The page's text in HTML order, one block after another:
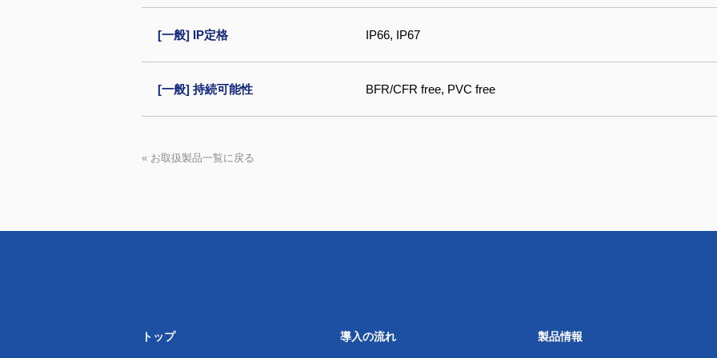
[一般] IP定格 IP66, IP67
[一般] 持続可能性 BFR/CFR free, PVC free
« お取扱製品一覧に戻る
トップ 導入の流れ 製品情報